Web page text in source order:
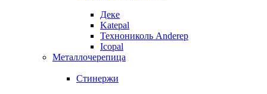
Деке
Katepal
Технониколь Anderep
Icopal
Металлочерепица
Стинержи